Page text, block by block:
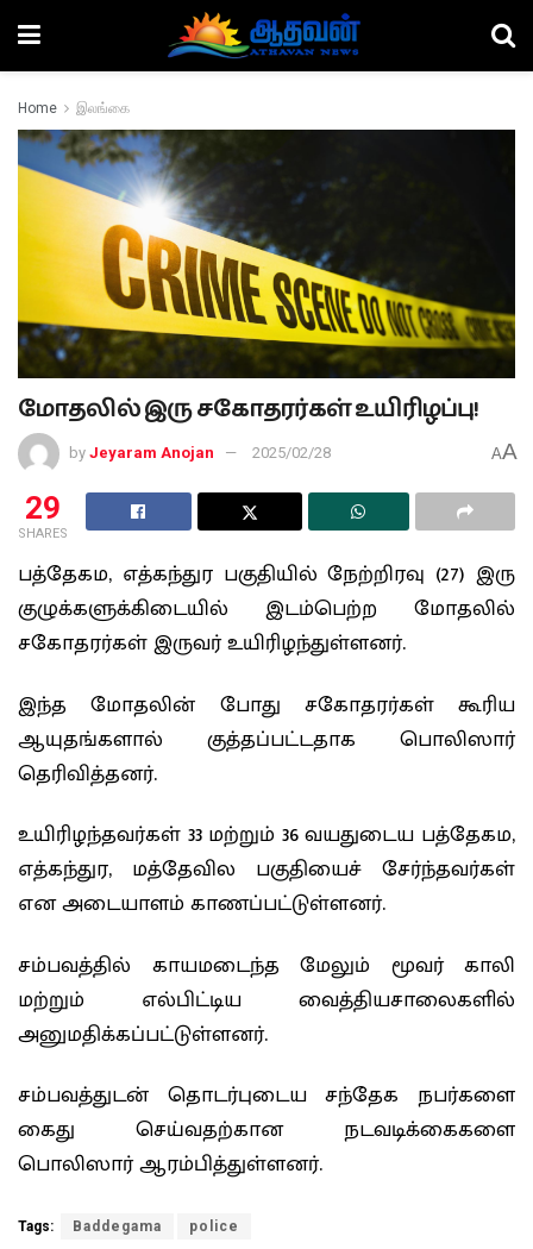
Home இலங்கை
மோதலில் இரு சகோதரர்கள் உயிரிழப்பு!
by Jeyaram Anojan 2025/02/28 AA
29
SHARES
பத்தேகம, எத்கந்துர பகுதியில் நேற்றிரவு (27) இரு
குழுக்களுக்கிடையில் இடம்பெற்ற மோதலில்
சகோதரர்கள் இருவர் உயிரிழந்துள்ளனர்.
இந்த மோதலின் போது சகோதரர்கள் கூரிய
ஆயுதங்களால் குத்தப்பட்டதாக பொலிஸார்
தெரிவித்தனர்.
உயிரிழந்தவர்கள் 33 மற்றும் 36 வயதுடைய பத்தேகம,
எத்கந்துர, மத்தேவில பகுதியைச் சேர்ந்தவர்கள்
என அடையாளம் காணப்பட்டுள்ளனர்.
சம்பவத்தில் காயமடைந்த மேலும் மூவர் காலி
மற்றும் எல்பிட்டிய வைத்தியசாலைகளில்
அனுமதிக்கப்பட்டுள்ளனர்.
சம்பவத்துடன் தொடர்புடைய சந்தேக நபர்களை
கைது செய்வதற்கான நடவடிக்கைகளை
பொலிஸார் ஆரம்பித்துள்ளனர்.
Tags: Baddegama police